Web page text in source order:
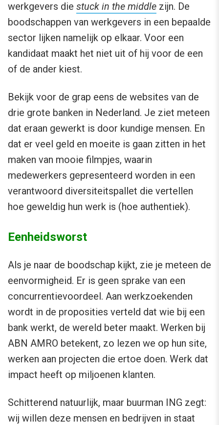
werkgevers die stuck in the middle zijn. De
boodschappen van werkgevers in een bepaalde
sector lijken namelijk op elkaar. Voor een
kandidaat maakt het niet uit of hij voor de een
of de ander kiest.
Bekijk voor de grap eens de websites van de
drie grote banken in Nederland. Je ziet meteen
dat eraan gewerkt is door kundige mensen. En
dat er veel geld en moeite is gaan zitten in het
maken van mooie filmpjes, waarin
medewerkers gepresenteerd worden in een
verantwoord diversiteitspallet die vertellen
hoe geweldig hun werk is (hoe authentiek).
Eenheidsworst
Als je naar de boodschap kijkt, zie je meteen de
eenvormigheid. Er is geen sprake van een
concurrentievoordeel. Aan werkzoekenden
wordt in de proposities verteld dat wie bij een
bank werkt, de wereld beter maakt. Werken bij
ABN AMRO betekent, zo lezen we op hun site,
werken aan projecten die ertoe doen. Werk dat
impact heeft op miljoenen klanten.
Schitterend natuurlijk, maar buurman ING zegt:
wij willen deze mensen en bedrijven in staat